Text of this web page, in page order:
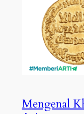
Mengenal